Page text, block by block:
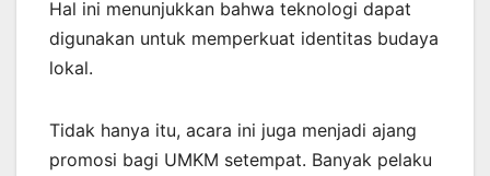
Hal ini menunjukkan bahwa teknologi dapat
digunakan untuk memperkuat identitas budaya
lokal.
Tidak hanya itu, acara ini juga menjadi ajang
promosi bagi UMKM setempat. Banyak pelaku